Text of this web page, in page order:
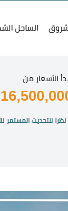
الساحل
الأسعار من
ج.م
نظرا للتحديث المستمر